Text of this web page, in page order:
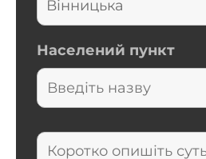
Населений пункт